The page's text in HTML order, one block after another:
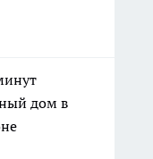
дом в